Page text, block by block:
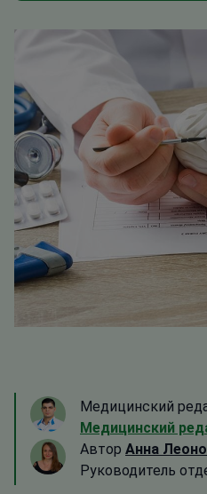
Медицинский
Медицинский
Автор Анна
Руководитель